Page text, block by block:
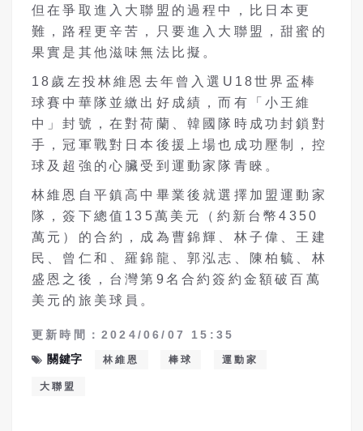
但在爭取進入大聯盟的過程中，比日本更
難，路程更辛苦，只要進入大聯盟，甜蜜的
果實是其他滋味無法比擬。
18歲左投林維恩去年曾入選U18世界盃棒
球賽中華隊並繳出好成績，而有「小王維
中」封號，在對荷蘭、韓國隊時成功封鎖對
手，冠軍戰對日本後援上場也成功壓制，控
球及超強的心臟受到運動家隊青睞。
林維恩自平鎮高中畢業後就選擇加盟運動家
隊，簽下總值135萬美元（約新台幣4350
萬元）的合約，成為曹錦輝、林子偉、王建
民、曾仁和、羅錦龍、郭泓志、陳柏毓、林
盛恩之後，台灣第9名合約簽約金額破百萬
美元的旅美球員。
更新時間：2024/06/07 15:35
關鍵字
林維恩 棒球 運動家
大聯盟